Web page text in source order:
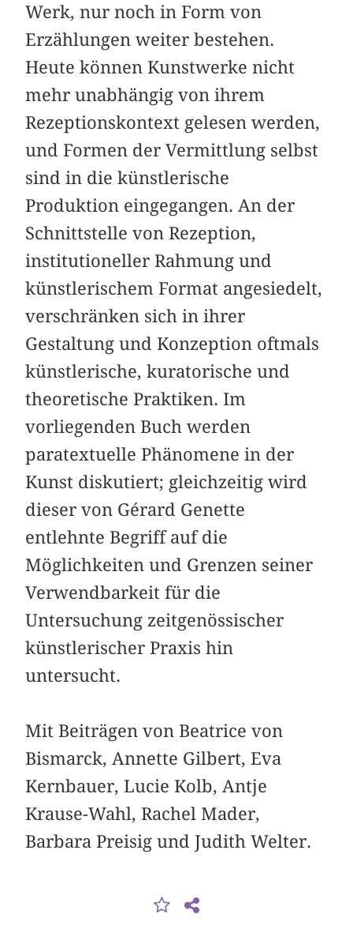
Werk, nur noch in Form von
Erzählungen weiter bestehen.
Heute können Kunstwerke nicht
mehr unabhängig von ihrem
Rezeptionskontext gelesen werden,
und Formen der Vermittlung selbst
sind in die künstlerische
Produktion eingegangen. An der
Schnittstelle von Rezeption,
institutioneller Rahmung und
künstlerischem Format angesiedelt,
verschränken sich in ihrer
Gestaltung und Konzeption oftmals
künstlerische, kuratorische und
theoretische Praktiken. Im
vorliegenden Buch werden
paratextuelle Phänomene in der
Kunst diskutiert; gleichzeitig wird
dieser von Gérard Genette
entlehnte Begriff auf die
Möglichkeiten und Grenzen seiner
Verwendbarkeit für die
Untersuchung zeitgenössischer
künstlerischer Praxis hin
untersucht.
Mit Beiträgen von Beatrice von
Bismarck, Annette Gilbert, Eva
Kernbauer, Lucie Kolb, Antje
Krause-Wahl, Rachel Mader,
Barbara Preisig und Judith Welter.